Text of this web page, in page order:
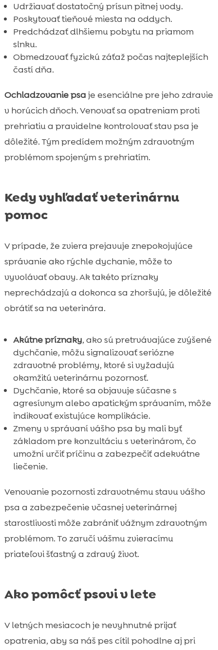
Udržiavať dostatočný prísun pitnej vody.
Poskytovať tieňové miesta na oddych.
Predchádzať dlhšiemu pobytu na priamom
slnku.
Obmedzovať fyzickú záťaž počas najteplejších
častí dňa.
Ochladzovanie psa je esenciálne pre jeho zdravie
v horúcich dňoch. Venovať sa opatreniam proti
prehriatiu a pravidelne kontrolovať stav psa je
dôležité. Tým predídem možným zdravotným
problémom spojeným s prehriatím.
Kedy vyhľadať veterinárnu
pomoc
V prípade, že zviera prejavuje znepokojujúce
správanie ako rýchle dychanie, môže to
vyvolávať obavy. Ak takéto príznaky
neprechádzajú a dokonca sa zhoršujú, je dôležité
obrátiť sa na veterinára.
Akútne príznaky, ako sú pretrvávajúce zvýšené
dychčanie, môžu signalizovať seriózne
zdravotné problémy, ktoré si vyžadujú
okamžitú veterinárnu pozornosť.
Dychčanie, ktoré sa objavuje súčasne s
agresívnym alebo apatickým správaním, môže
indikovať existujúce komplikácie.
Zmeny v správaní vášho psa by mali byť
základom pre konzultáciu s veterinárom, čo
umožní určiť príčinu a zabezpečiť adekvátne
liečenie.
Venovanie pozornosti zdravotnému stavu vášho
psa a zabezpečenie včasnej veterinárnej
starostlivosti môže zabrániť vážnym zdravotným
problémom. To zaručí vášmu zvieracímu
priateľovi šťastný a zdravý život.
Ako pomôcť psovi v lete
V letných mesiacoch je nevyhnutné prijať
opatrenia, aby sa náš pes cítil pohodlne aj pri